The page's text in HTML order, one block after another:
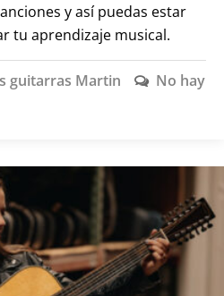
y así puedas estar
tu aprendizaje musical.
guitarras Martin
No hay